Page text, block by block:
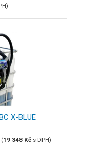
X-BLUE
(19 348 Kč s DPH)